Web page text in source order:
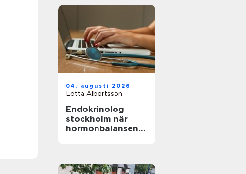
04. augusti 2026
Lotta Albertsson
Endokrinolog
stockholm när
hormonbalansen